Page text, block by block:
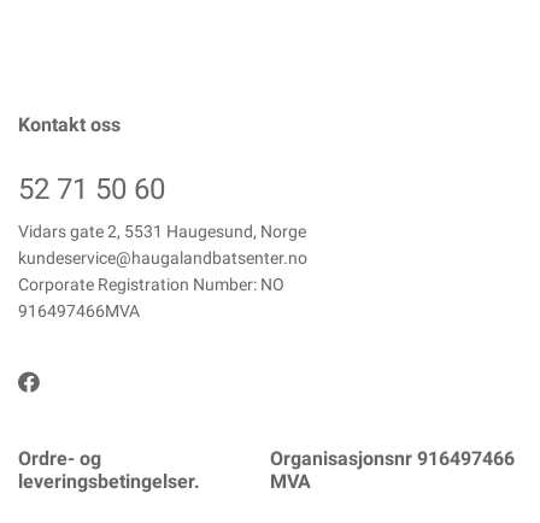
Kontakt oss
52 71 50 60
Vidars gate 2, 5531 Haugesund, Norge
kundeservice@haugalandbatsenter.no
Corporate Registration Number: NO
916497466MVA
Ordre- og
leveringsbetingelser.
Organisasjonsnr 916497466
MVA